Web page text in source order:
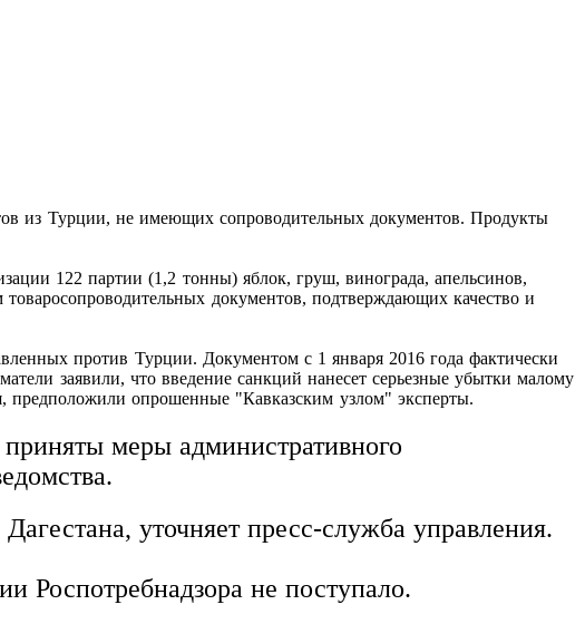
из Турции, не имеющих сопроводительных документов. Продукты
122 партии (1,2 тонны) яблок, груш, винограда, апельсинов,
документов, подтверждающих качество и
против Турции. Документом с 1 января 2016 года фактически
заявили, что введение санкций нанесет серьезные убытки малому
предположили опрошенные "Кавказским узлом" эксперты.
меры административного
уточняет пресс-служба управления.
Роспотребнадзора не поступало.